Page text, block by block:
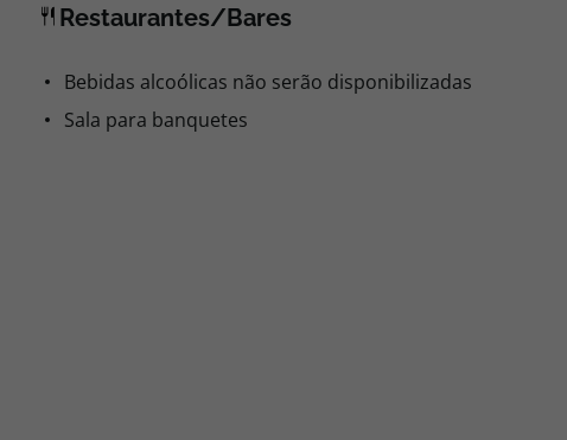
Restaurantes/Bares
Bebidas alcoólicas não serão disponibilizadas
Sala para banquetes